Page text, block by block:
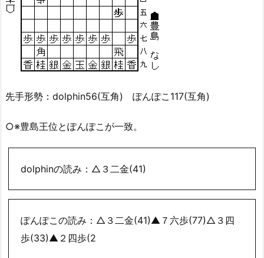
先手形勢：dolphin56(互角) ぽんぽこ117(互角)
○※豊島王位とぽんぽこが一致。
dolphinの読み：△３二金(41)
ぽんぽこの読み：△３二金(41)▲７六歩(77)△３四
歩(33)▲２四歩(2